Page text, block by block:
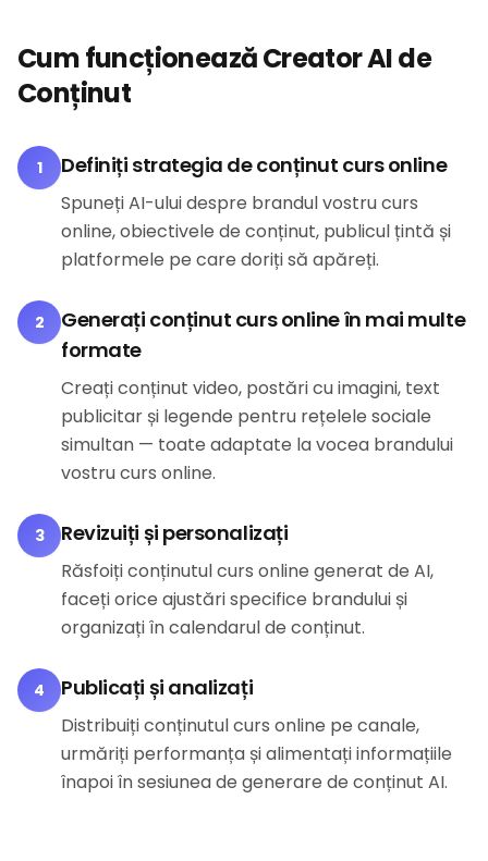
Cum funcționează Creator AI de
Conținut
1 Definiți strategia de conținut curs online
Spuneți AI-ului despre brandul vostru curs
online, obiectivele de conținut, publicul țintă și
platformele pe care doriți să apăreți.
2
Generați conținut curs online în mai multe
formate
Creați conținut video, postări cu imagini, text
publicitar și legende pentru rețelele sociale
simultan — toate adaptate la vocea brandului
vostru curs online.
3 Revizuiți și personalizați
Răsfoiți conținutul curs online generat de AI,
faceți orice ajustări specifice brandului și
organizați în calendarul de conținut.
4 Publicați și analizați
Distribuiți conținutul curs online pe canale,
urmăriți performanța și alimentați informațiile
înapoi în sesiunea de generare de conținut AI.